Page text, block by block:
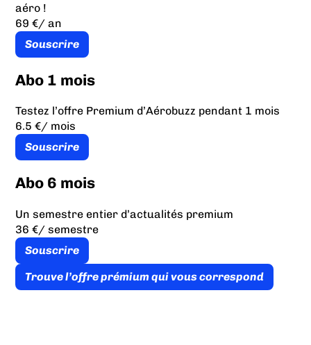
aéro !
69 €/ an
Souscrire
Abo 1 mois
Testez l’offre Premium d’Aérobuzz pendant 1 mois
6.5 €/ mois
Souscrire
Abo 6 mois
Un semestre entier d’actualités premium
36 €/ semestre
Souscrire
Trouve l’offre prémium qui vous correspond